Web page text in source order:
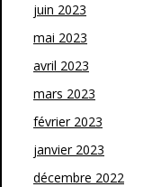
juin 2023
mai 2023
avril 2023
mars 2023
février 2023
janvier 2023
décembre 2022